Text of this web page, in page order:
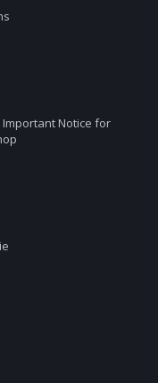
Notice for